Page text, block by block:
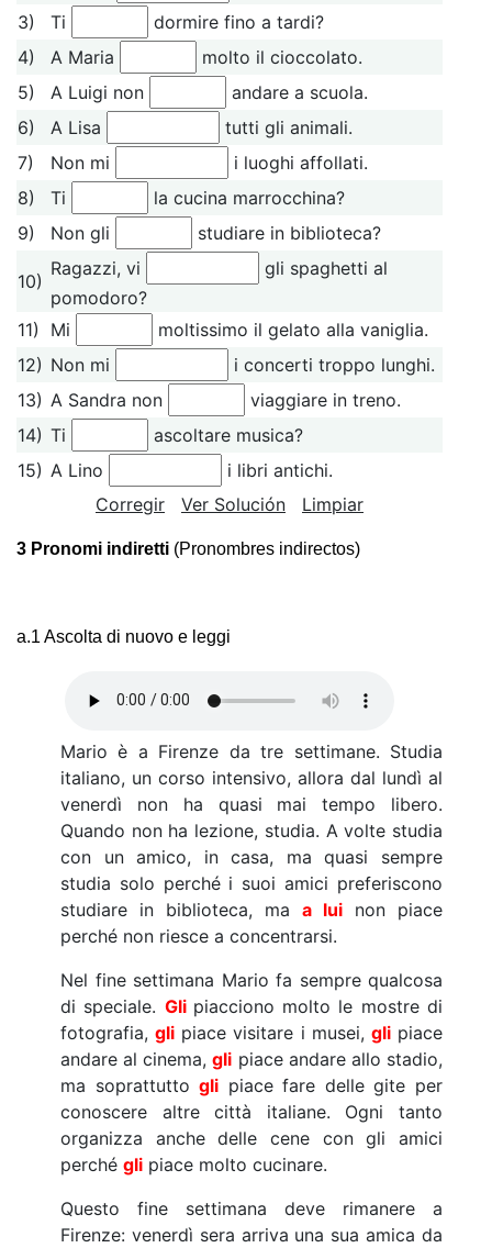
3) Ti
dormire fino a tardi?
4)
A Maria
molto il cioccolato.
5)
A Luigi non
andare a scuola.
6)
A Lisa
tutti gli animali.
7)
Non mi
i luoghi affollati.
8)
Ti
la cucina marrocchina?
9)
Non gli studiare in biblioteca?
10)
Ragazzi, vi
gli spaghetti al
pomodoro?
11)
Mi
moltissimo il gelato alla vaniglia.
12) Non mi
i concerti troppo lunghi.
13) A Sandra non
viaggiare in treno.
14) Ti
ascoltare musica?
15) A Lino
i libri antichi.
Corregir
Ver Solución Limpiar
3 Pronomi indiretti (Pronombres indirectos)
a.1 Ascolta di nuovo e leggi
Mario è a Firenze da tre settimane. Studia
italiano, un corso intensivo, allora dal lundì al
venerdì non ha quasi mai tempo libero.
Quando non ha lezione, studia. A volte studia
con un amico, in casa, ma quasi sempre
studia solo perché i suoi amici preferiscono
studiare in biblioteca, ma a lui non piace
perché non riesce a concentrarsi.
Nel fine settimana Mario fa sempre qualcosa
di speciale. Gli piacciono molto le mostre di
fotografia,gli piace visitare i musei, glipiace
andare al cinema,gli piace andare allo stadio,
ma soprattuttogli piace fare delle gite per
conoscere altre città italiane. Ogni tanto
organizza anche delle cene con gli amici
perché gli piace molto cucinare.
Questo fine settimana deve rimanere a
Firenze: venerdì sera arriva una sua amica da